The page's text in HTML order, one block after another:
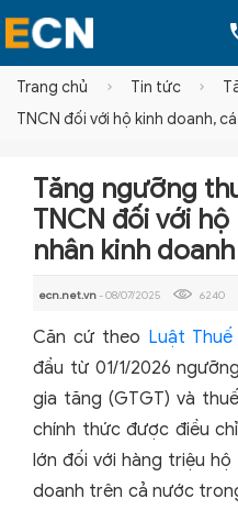
Trang chủ Tin tức
TNCN đối với hộ kinh doanh,
Tăng ngưỡng
TNCN đối với
nhân kinh doanh
ecn.net.vn- 08/07/2025 6240
Căn cứ theo Luật
đầu từ 01/1/2026
gia tăng (GTGT) và
chính thức được điều
lớn đối với hàng triệu hộ
doanh trên cả nước